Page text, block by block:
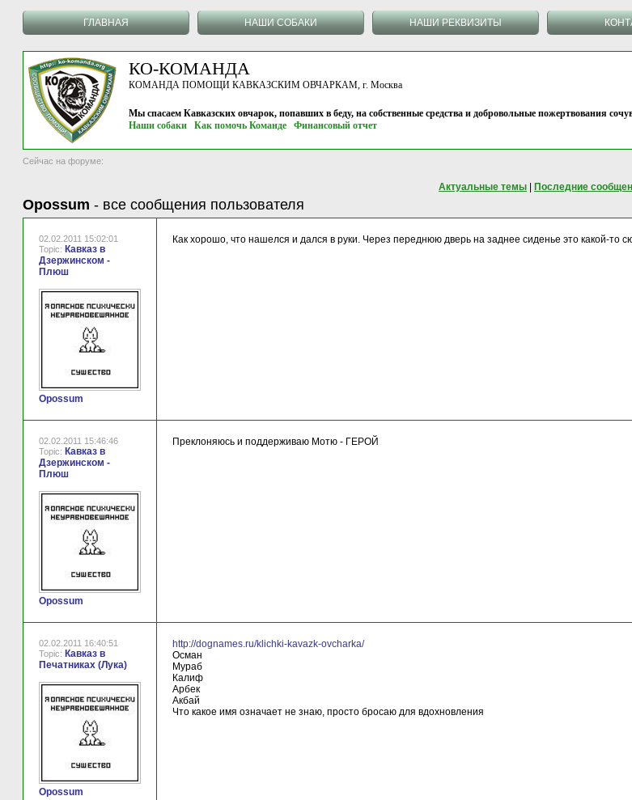
ГЛАВНАЯ НАШИ СОБАКИ НАШИ РЕКВИЗИТЫ
КО-КОМАНДА
КОМАНДА ПОМОЩИ КАВКАЗСКИМ ОВЧАРКАМ, г. Москва
Мы спасаем Кавказских овчарок, попавших в беду, на собственные средства и добровольные пожертвования
Наши собаки
Как помочь Команде Финансовый отчет
Сейчас на форуме:
Актуальные темы Последние
Opossum - все сообщения пользователя
02.02.2011 15:02:01
Topic: Кавказ в
Дзержинском -
Плюш
Opossum
Как хорошо, что нашелся и дался в руки. Через переднюю дверь на заднее сиденье это какой-
02.02.2011 15:46:46
Topic: Кавказ в
Дзержинском -
Плюш
Opossum
Преклоняюсь и поддерживаю Мотю - ГЕРОЙ
02.02.2011 16:40:51
Topic: Кавказ в
Печатниках (Лука)
Opossum
http://dognames.ru/klichki-kavazk-ovcharka/
Осман
Мураб
Калиф
Арбек
Акбай
Что какое имя означает не знаю, просто бросаю для вдохновления